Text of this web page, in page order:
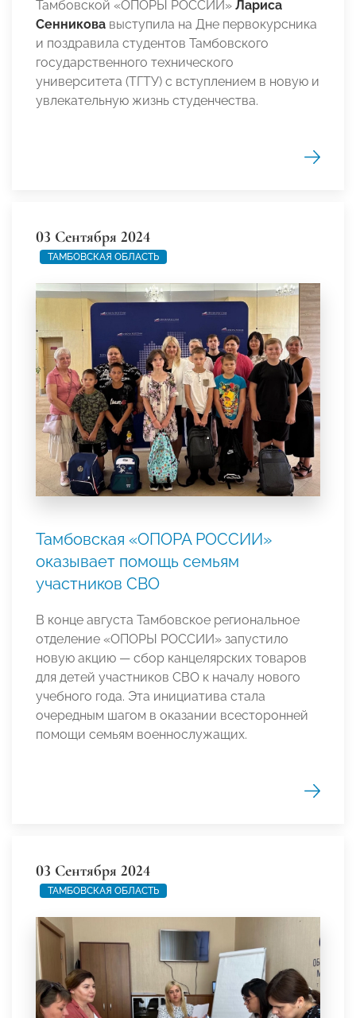
Тамбовской «ОПОРЫ РОССИИ» Лариса
Сенникова выступила на Дне первокурсника
и поздравила студентов Тамбовского
государственного технического
университета (ТГТУ) с вступлением в новую и
увлекательную жизнь студенчества.
03 Сентября 2024
ТАМБОВСКАЯ ОБЛАСТЬ
Тамбовская «ОПОРА РОССИИ»
оказывает помощь семьям
участников СВО
В конце августа Тамбовское региональное
отделение «ОПОРЫ РОССИИ» запустило
новую акцию — сбор канцелярских товаров
для детей участников СВО к началу нового
учебного года. Эта инициатива стала
очередным шагом в оказании всесторонней
помощи семьям военнослужащих.
03 Сентября 2024
ТАМБОВСКАЯ ОБЛАСТЬ